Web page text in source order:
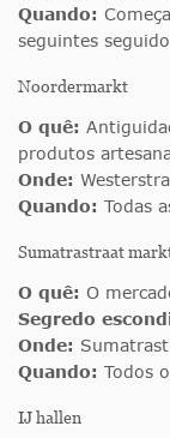
Quando:
seguintes
Noordermarkt
O quê:
produtos
Onde:
Quando: Todas
Sumatrastraat
O quê: O
Segredo
Onde:
Quando: Todos
IJ hallen